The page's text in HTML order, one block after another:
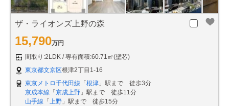
ザ・ライオンズ上野の森
15,790万円
間取り:2LDK
専有面積:60.71㎡(壁芯)
東京都文京区根津2丁目1-16
東京メトロ千代田線 「 根津 」駅まで 徒歩3分
京成本線 「 京成上野 」駅まで 徒歩11分
山手線 「 上野 」駅まで 徒歩15分